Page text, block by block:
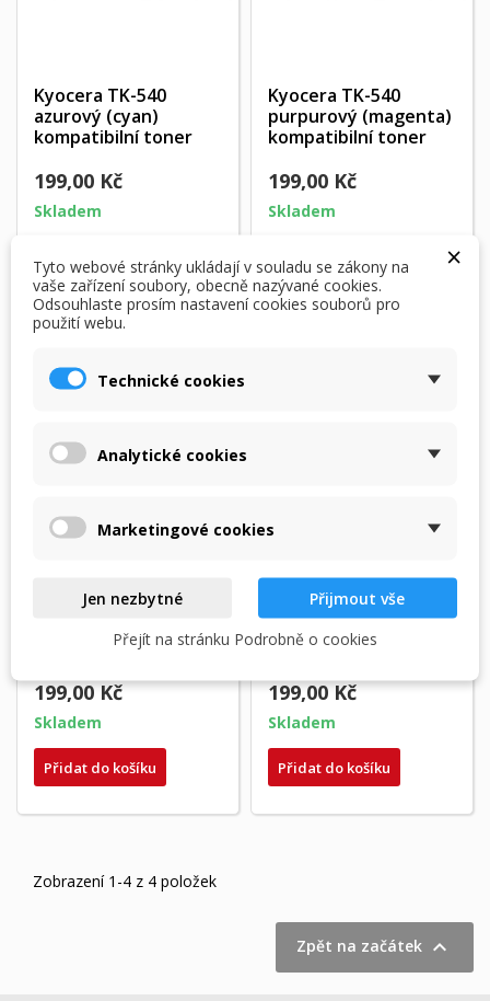
Kyocera TK-540
azurový (cyan)
kompatibilní toner
199,00 Kč
Skladem
Kyocera TK-540
purpurový (magenta)
kompatibilní toner
199,00 Kč
Skladem
Kyocera TK-540 žlutý
(yellow) kompatibilní
199,00 Kč
Skladem
Přidat do košíku
Kyocera TK-540BK
Kompatibilní Toner-
Black
199,00 Kč
Skladem
Přidat do košíku
Zobrazení 1-4 z 4 položek
Zpět na začátek 
×
Tyto webové stránky ukládají v souladu se zákony na
vaše zařízení soubory, obecně nazývané cookies.
Odsouhlaste prosím nastavení cookies souborů pro
použití webu.
Technické cookies
Analytické cookies
Marketingové cookies
Jen nezbytné
Přijmout vše
Přejít na stránku Podrobně o cookies